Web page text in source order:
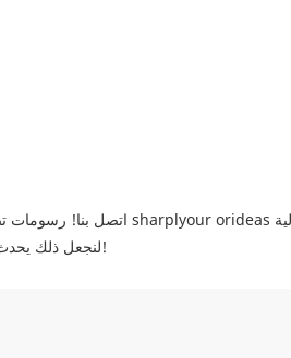
لنجعل ذلك يحدث الآن!